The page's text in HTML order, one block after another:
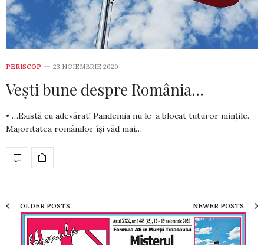
PERISCOP 23 NOIEMBRIE 2020
Vești bune despre România…
• …Există cu adevărat! Pandemia nu le-a blocat tuturor mințile.
Majo­ri­tatea românilor își văd mai…
OLDER POSTS NEWER POSTS